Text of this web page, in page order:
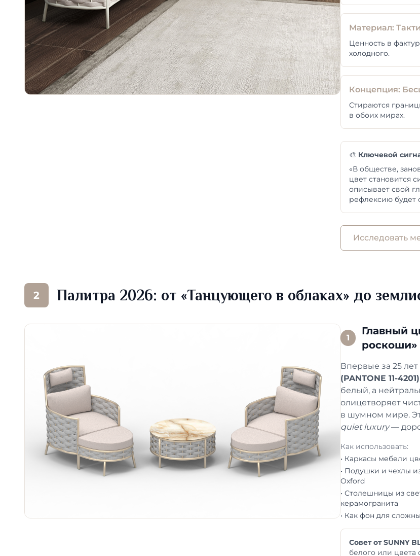
Материал:
Ценность в
холодного.
Концепция:
Стираются
в обоих мирах.
🎨 Ключевой
«В обществе,
цвет становится
описывает свой
рефлексию будет
Исследовать
2 Палитра 2026: от «Танцующего в облаках» до
1
Главный
роскоши»
Впервые за 25 лет
(PANTONE 11-4201)
белый, а
олицетворяет
в шумном мире.
quiet luxury—
Как использовать:
• Каркасы мебели
• Подушки и чехлы
Oxford
• Столешницы из
керамогранита
• Как фон для
Совет от SUNNY
белого или цвета